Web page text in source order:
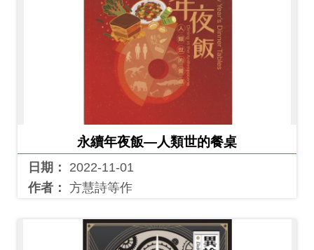
永續年夜飯—人類世的餐桌
日期：
2022-11-01
作者： 方慧詩等作